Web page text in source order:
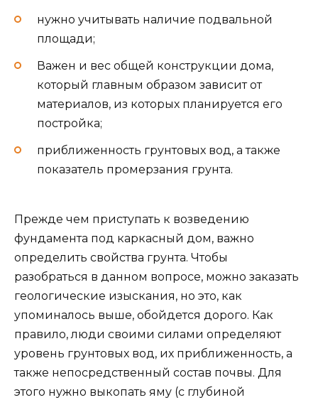
нужно учитывать наличие подвальной
площади;
Важен и вес общей конструкции дома,
который главным образом зависит от
материалов, из которых планируется его
постройка;
приближенность грунтовых вод, а также
показатель промерзания грунта.
Прежде чем приступать к возведению
фундамента под каркасный дом, важно
определить свойства грунта. Чтобы
разобраться в данном вопросе, можно заказать
геологические изыскания, но это, как
упоминалось выше, обойдется дорого. Как
правило, люди своими силами определяют
уровень грунтовых вод, их приближенность, а
также непосредственный состав почвы. Для
этого нужно выкопать яму (с глубиной